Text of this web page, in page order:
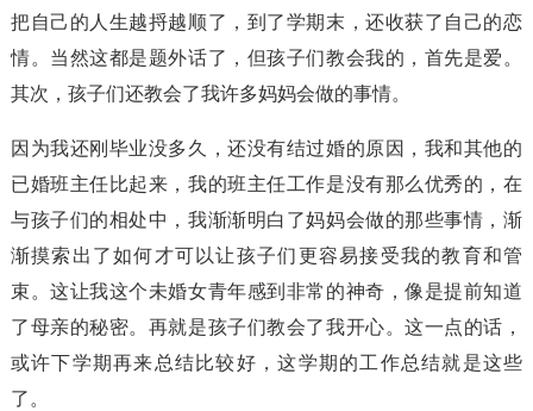
把自己的人生越捋越顺了，到了学期末，还收获了自己的恋
情。当然这都是题外话了，但孩子们教会我的，首先是爱。
其次，孩子们还教会了我许多妈妈会做的事情。
因为我还刚毕业没多久，还没有结过婚的原因，我和其他的
已婚班主任比起来，我的班主任工作是没有那么优秀的，在
与孩子们的相处中，我渐渐明白了妈妈会做的那些事情，渐
渐摸索出了如何才可以让孩子们更容易接受我的教育和管
束。这让我这个未婚女青年感到非常的神奇，像是提前知道
了母亲的秘密。再就是孩子们教会了我开心。这一点的话，
或许下学期再来总结比较好，这学期的工作总结就是这些
了。